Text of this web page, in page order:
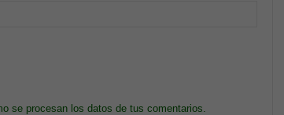
se procesan los datos de tus comentarios.